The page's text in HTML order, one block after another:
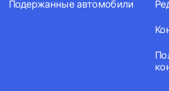
Подержанные автомобили